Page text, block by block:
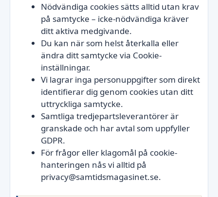
Nödvändiga cookies sätts alltid utan krav
på samtycke – icke-nödvändiga kräver
ditt aktiva medgivande.
Du kan när som helst återkalla eller
ändra ditt samtycke via Cookie-
inställningar.
Vi lagrar inga personuppgifter som direkt
identifierar dig genom cookies utan ditt
uttryckliga samtycke.
Samtliga tredjepartsleverantörer är
granskade och har avtal som uppfyller
GDPR.
För frågor eller klagomål på cookie-
hanteringen nås vi alltid på
privacy@samtidsmagasinet.se.